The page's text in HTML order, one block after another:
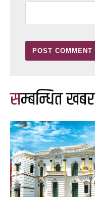
सम्बन्धित खबर